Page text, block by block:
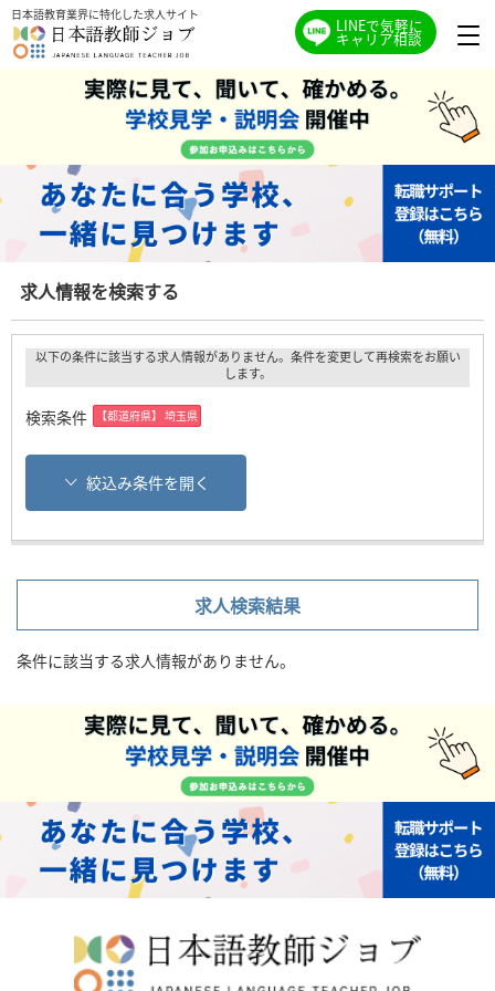
日本語教育業界に特化した求人サイト
LINEで気軽に
キャリア相談
求人情報を検索する
以下の条件に該当する求人情報がありません。条件を変更して再検索をお願い
します。
検索条件 【都道府県】 埼玉県
絞込み条件を開く
求人検索結果
条件に該当する求人情報がありません。